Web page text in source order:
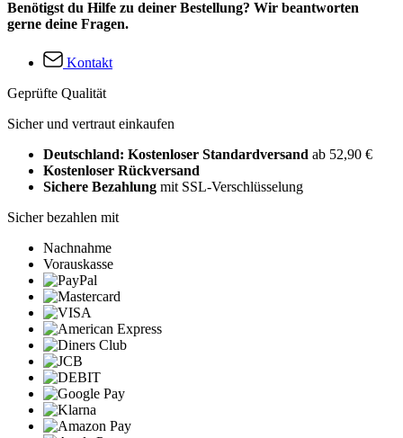
Benötigst du Hilfe zu deiner Bestellung? Wir beantworten
gerne deine Fragen.
Kontakt
Geprüfte Qualität
Sicher und vertraut einkaufen
Deutschland: Kostenloser Standardversand ab 52,90 €
Kostenloser Rückversand
Sichere Bezahlung mit SSL-Verschlüsselung
Sicher bezahlen mit
Nachnahme
Vorauskasse